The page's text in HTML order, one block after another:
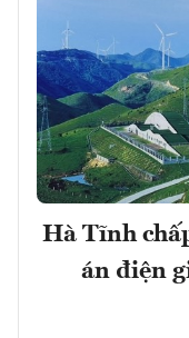
Hà Tĩnh
án điện